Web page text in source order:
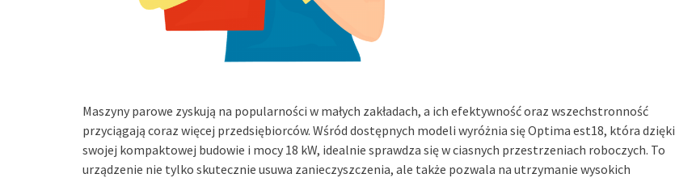
Maszyny parowe zyskują na popularności w małych zakładach, a ich efektywność oraz wszechstronność
przyciągają coraz więcej przedsiębiorców. Wśród dostępnych modeli wyróżnia się Optima est18, która dzięki
swojej kompaktowej budowie i mocy 18 kW, idealnie sprawdza się w ciasnych przestrzeniach roboczych. To
urządzenie nie tylko skutecznie usuwa zanieczyszczenia, ale także pozwala na utrzymanie wysokich